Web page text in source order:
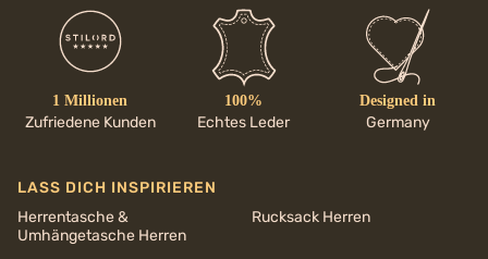
1 Millionen
Zufriedene Kunden
100%
Echtes Leder
Designed in
Germany
LASS DICH INSPIRIEREN
Herrentasche &
Umhängetasche Herren
Rucksack Herren